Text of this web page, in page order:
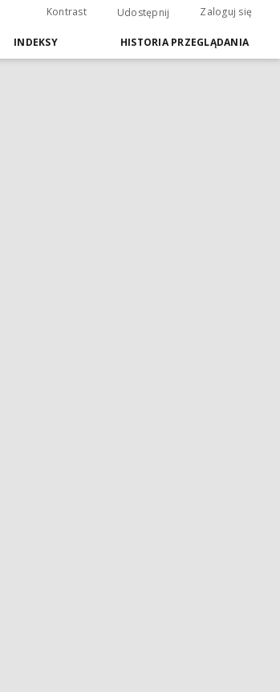
Kontrast Udostępnij Zaloguj się
INDEKSY HISTORIA PRZEGLĄDANIA